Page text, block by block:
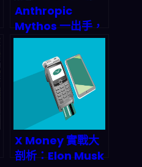
Anthropic
Mythos 一出手，
Amazon 股價就
起飛：2026 通用
AI與雲端基石的下
一輪洗牌怎麼看？
X Money 實戰大
剖析：Elon Musk